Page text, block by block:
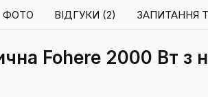
ФОТО ВІДГУКИ (2) ЗАПИТАННЯ
Fohere 2000 Вт з